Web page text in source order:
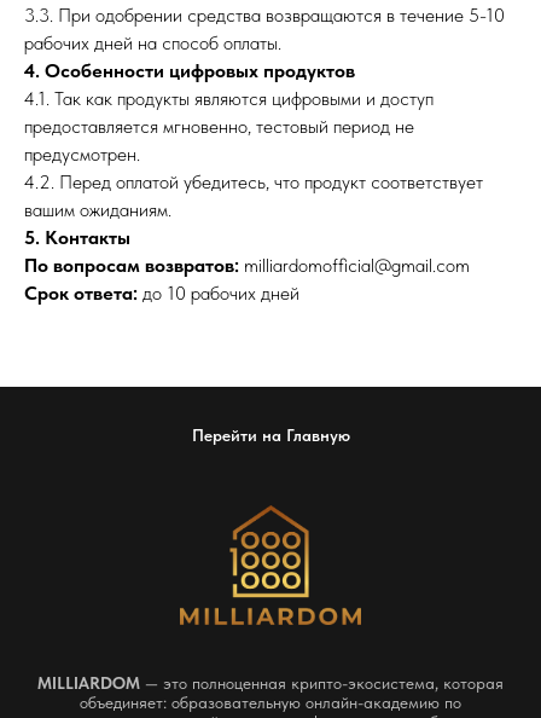
3.3. При одобрении средства возвращаются в течение 5-10
рабочих дней на способ оплаты.
4. Особенности цифровых продуктов
4.1. Так как продукты являются цифровыми и доступ
предоставляется мгновенно, тестовый период не
предусмотрен.
4.2. Перед оплатой убедитесь, что продукт соответствует
вашим ожиданиям.
5. Контакты
По вопросам возвратов: milliardomofficial@gmail.com
Срок ответа: до 10 рабочих дней
Перейти на Главную
MILLIARDOM — это полноценная крипто-экосистема, которая
объединяет: образовательную онлайн-академию по